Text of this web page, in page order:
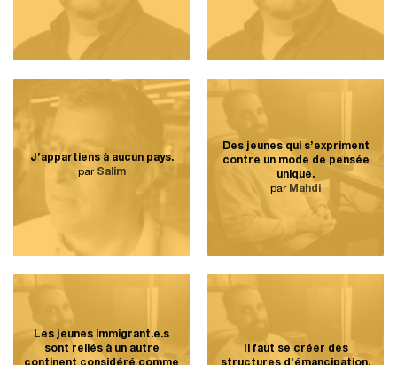
J’appartiens à aucun pays.
par Salim
Des jeunes qui s’expriment
contre un mode de pensée
unique.
par Mahdi
Les jeunes immigrant.e.s
sont reliés à un autre
continent considéré comme
Il faut se créer des
structures d’émancipation.